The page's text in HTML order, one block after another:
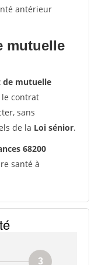
antérieur
mutuelle
mutuelle
contrat
sans
de la Loi sénior.
68200
santé à